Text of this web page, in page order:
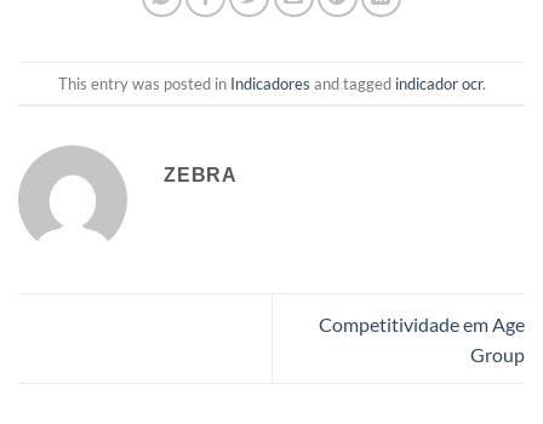
This entry was posted in Indicadores and tagged indicador ocr.
ZEBRA
Competitividade em Age
Group